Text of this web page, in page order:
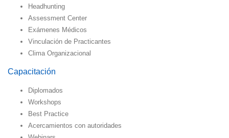
Headhunting
Assessment Center
Exámenes Médicos
Vinculación de Practicantes
Clima Organizacional
Capacitación
Diplomados
Workshops
Best Practice
Acercamientos con autoridades